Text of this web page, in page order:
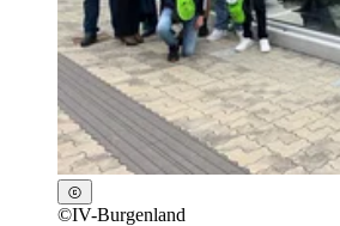
©IV-Burgenland